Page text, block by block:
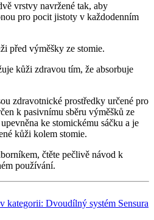
vrstvy navržené tak, aby
pro pocit jistoty v každodenním
před výměšky ze stomie.
kůži zdravou tím, že absorbuje
zdravotnické prostředky určené pro
k pasivnímu sběru výměšků ze
ke stomickému sáčku a je
kůži kolem stomie.
čtěte pečlivě návod k
používání.
kategorii: Dvoudílný systém Sensura